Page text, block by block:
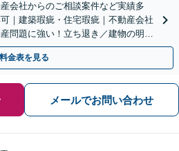
会社からのご相談案件など実績多
｜建築瑕疵・住宅瑕疵｜不動産会社
問題に強い！立ち退き／建物の明け
天満宮駅すぐ】
料金表を見る
メールでお問い合わせ